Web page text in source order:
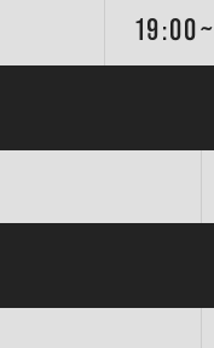
19:00~